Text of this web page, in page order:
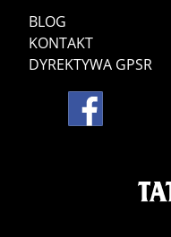
BLOG
KONTAKT
DYREKTYWA GPSR